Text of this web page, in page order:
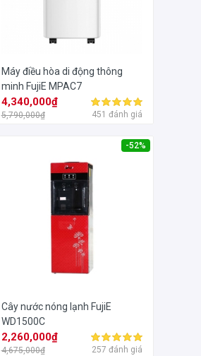
Máy điều hòa di động thông
minh FujiE MPAC7
4,340,000₫
5,790,000₫ 451 đánh giá
-52%
Cây nước nóng lạnh FujiE
WD1500C
2,260,000₫
4,675,000₫ 257 đánh giá